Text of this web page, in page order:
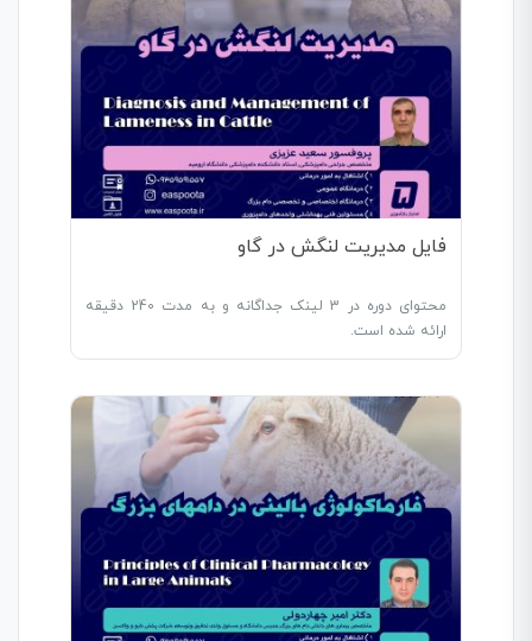
فایل مدیریت لنگش در گاو
محتوای دوره در 3 لینک جداگانه و به مدت 240 دقیقه
ارائه شده است.